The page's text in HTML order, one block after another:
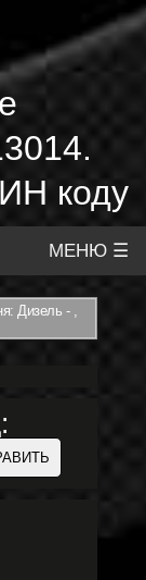
коду
МЕНЮ ☰
Дизель - ,